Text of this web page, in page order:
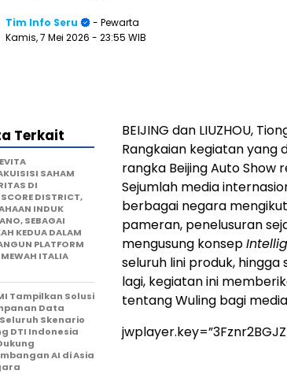
Tim Info Seru
- Pewarta
Kamis, 7 Mei 2026 - 23:55 WIB
BEIJING dan LIUZHOU,
Rangkaian kegiatan yang
rangka Beijing Auto Show
Sejumlah media
berbagai negara
pameran, penelusuran
mengusung konsep
seluruh lini produk,
lagi, kegiatan ini
tentang Wuling bagi
Terkait
SAHAM
DI
DISTRICT,
INDUK
SEBAGAI
KEDUA DALAM
PLATFORM
MEWAH ITALIA
Tampilkan Solusi
Data
Skenario
DTI Indonesia
AI di Asia